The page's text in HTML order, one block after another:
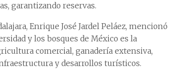
garantizando reservas.
Enrique José Jardel Peláez, mencionó
y los bosques de México es la
comercial, ganadería extensiva,
y desarrollos turísticos.